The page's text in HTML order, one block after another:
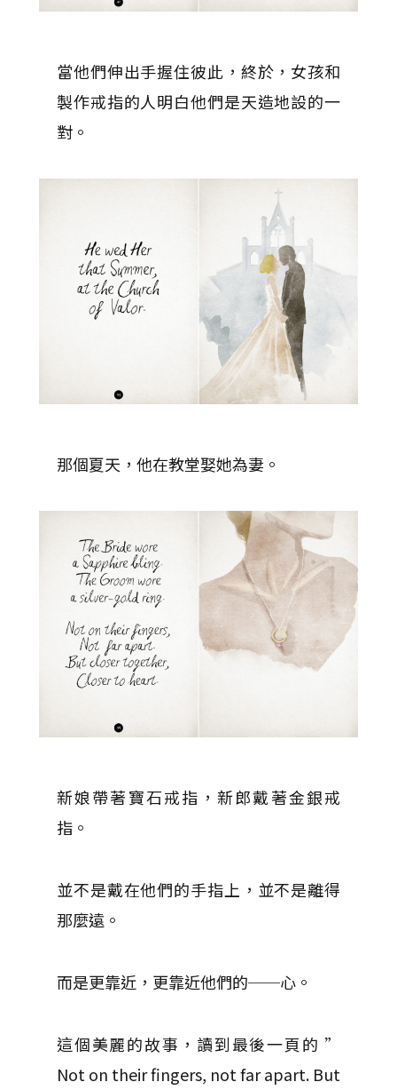
當他們伸出手握住彼此，終於，女孩和
製作戒指的人明白他們是天造地設的一
對。
那個夏天，他在教堂娶她為妻。
新娘帶著寶石戒指，新郎戴著金銀戒
指。
並不是戴在他們的手指上，並不是離得
那麼遠。
而是更靠近，更靠近他們的──心。
這個美麗的故事，讀到最後一頁的 ”
Not on their fingers, not far apart. But